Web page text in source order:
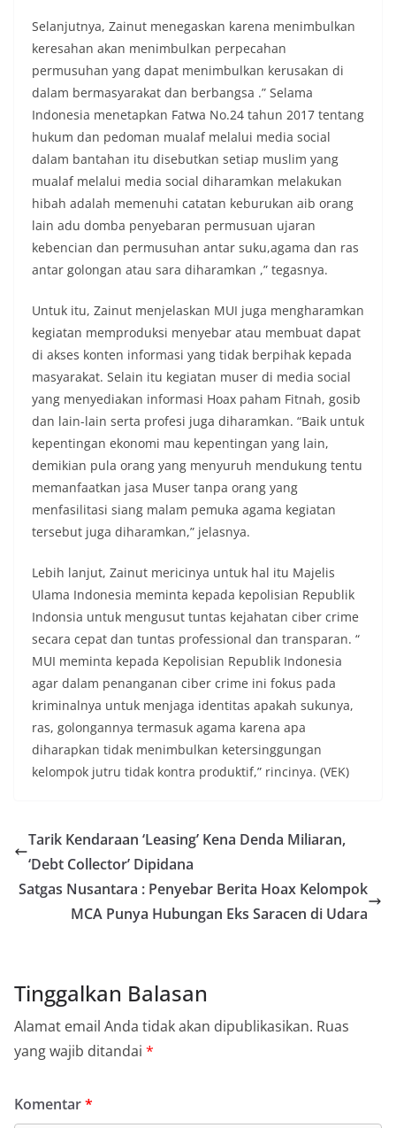
Selanjutnya, Zainut menegaskan karena menimbulkan
keresahan akan menimbulkan perpecahan
permusuhan yang dapat menimbulkan kerusakan di
dalam bermasyarakat dan berbangsa .” Selama
Indonesia menetapkan Fatwa No.24 tahun 2017 tentang
hukum dan pedoman mualaf melalui media social
dalam bantahan itu disebutkan setiap muslim yang
mualaf melalui media social diharamkan melakukan
hibah adalah memenuhi catatan keburukan aib orang
lain adu domba penyebaran permusuan ujaran
kebencian dan permusuhan antar suku,agama dan ras
antar golongan atau sara diharamkan ,” tegasnya.
Untuk itu, Zainut menjelaskan MUI juga mengharamkan
kegiatan memproduksi menyebar atau membuat dapat
di akses konten informasi yang tidak berpihak kepada
masyarakat. Selain itu kegiatan muser di media social
yang menyediakan informasi Hoax paham Fitnah, gosib
dan lain-lain serta profesi juga diharamkan. “Baik untuk
kepentingan ekonomi mau kepentingan yang lain,
demikian pula orang yang menyuruh mendukung tentu
memanfaatkan jasa Muser tanpa orang yang
menfasilitasi siang malam pemuka agama kegiatan
tersebut juga diharamkan,” jelasnya.
Lebih lanjut, Zainut mericinya untuk hal itu Majelis
Ulama Indonesia meminta kepada kepolisian Republik
Indonsia untuk mengusut tuntas kejahatan ciber crime
secara cepat dan tuntas professional dan transparan. “
MUI meminta kepada Kepolisian Republik Indonesia
agar dalam penanganan ciber crime ini fokus pada
kriminalnya untuk menjaga identitas apakah sukunya,
ras, golongannya termasuk agama karena apa
diharapkan tidak menimbulkan ketersinggungan
kelompok jutru tidak kontra produktif,” rincinya. (VEK)
Tarik Kendaraan ‘Leasing’ Kena Denda Miliaran,
‘Debt Collector’ Dipidana
Satgas Nusantara : Penyebar Berita Hoax Kelompok
MCA Punya Hubungan Eks Saracen di Udara
Tinggalkan Balasan
Alamat email Anda tidak akan dipublikasikan. Ruas
yang wajib ditandai *
Komentar*